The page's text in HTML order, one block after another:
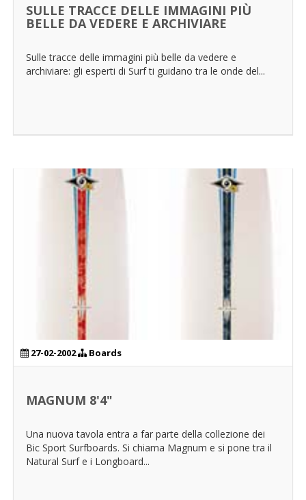
SULLE TRACCE DELLE IMMAGINI PIÙ
BELLE DA VEDERE E ARCHIVIARE
Sulle tracce delle immagini più belle da vedere e
archiviare: gli esperti di Surf ti guidano tra le onde del...
27-02-2002 Boards
MAGNUM 8'4"
Una nuova tavola entra a far parte della collezione dei
Bic Sport Surfboards. Si chiama Magnum e si pone tra il
Natural Surf e i Longboard...